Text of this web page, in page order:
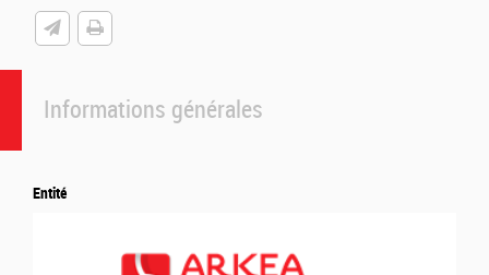
Informations générales
Entité